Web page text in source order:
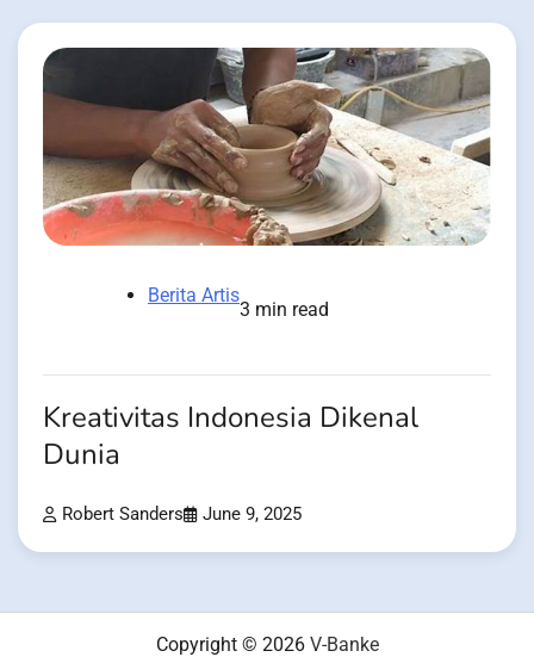
Berita Artis
3 min read
Kreativitas Indonesia Dikenal
Dunia
Robert Sanders June 9, 2025
Copyright © 2026 V-Banke